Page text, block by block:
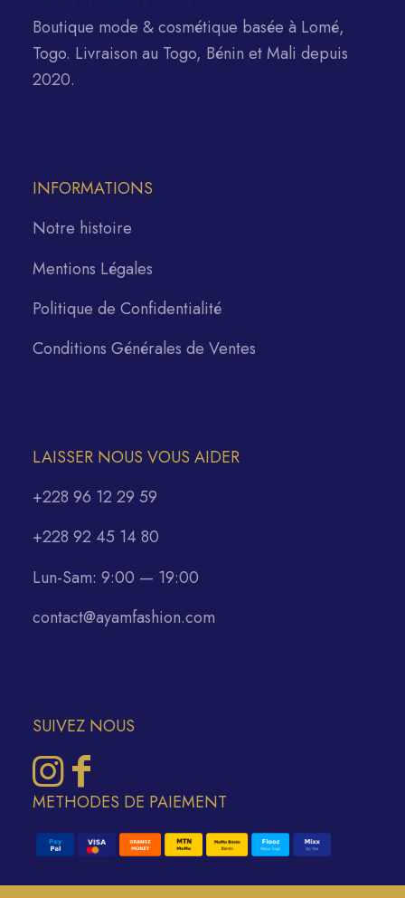
Boutique mode & cosmétique basée à Lomé,
Togo. Livraison au Togo, Bénin et Mali depuis
2020.
INFORMATIONS
Notre histoire
Mentions Légales
Politique de Confidentialité
Conditions Générales de Ventes
LAISSER NOUS VOUS AIDER
+228 96 12 29 59
+228 92 45 14 80
Lun-Sam: 9:00 — 19:00
contact@ayamfashion.com
SUIVEZ NOUS
METHODES DE PAIEMENT